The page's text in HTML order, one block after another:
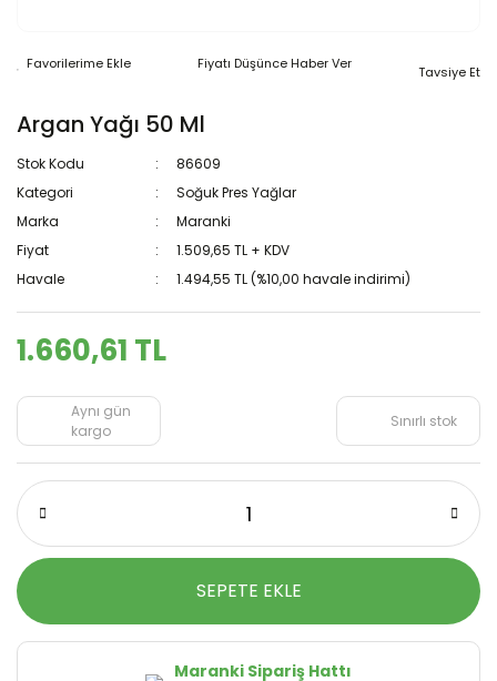
Fiyatı Düşünce Haber Ver Tavsiye Et
Argan Yağı 50 Ml
Stok Kodu
86609
Kategori
Soğuk Pres Yağlar
Marka
Maranki
Fiyat
1.509,65 TL + KDV
Havale
1.494,55 TL (%10,00 havale indirimi)
1.660,61 TL
Aynı gün
kargo
Sınırlı stok
SEPETE EKLE
Maranki Sipariş Hattı